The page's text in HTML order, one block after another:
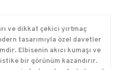
ve dikkat çekici yırtmaç
tasarımıyla özel davetler
Elbisenin akıcı kumaşı ve
bir görünüm kazandırır.